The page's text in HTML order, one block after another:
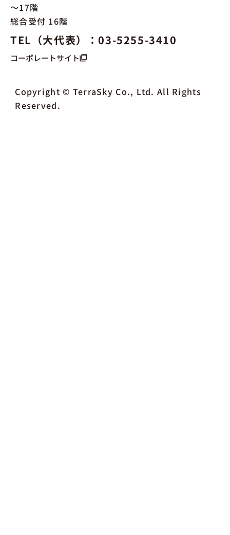
～17階
総合受付 16階
TEL（大代表）：03-5255-3410
コーポレートサイト
Copyright © TerraSky Co., Ltd. All Rights
Reserved.